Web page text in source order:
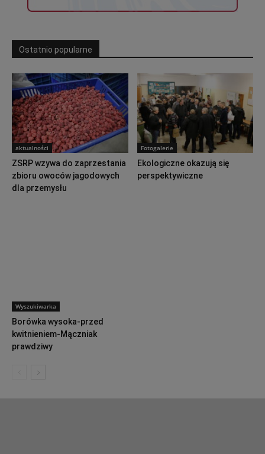
Ostatnio popularne
aktualności
ZSRP wzywa do zaprzestania
zbioru owoców jagodowych
dla przemysłu
Fotogalerie
Ekologiczne okazują się
perspektywiczne
Wyszukiwarka
Borówka wysoka-przed
kwitnieniem-Mączniak
prawdziwy